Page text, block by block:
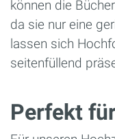
können die
da sie nur eine
lassen sich
seitenfüllend
Perfekt